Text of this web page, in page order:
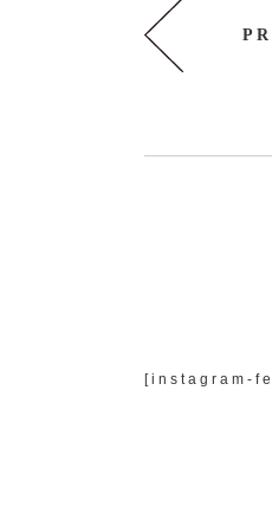
[instagram-